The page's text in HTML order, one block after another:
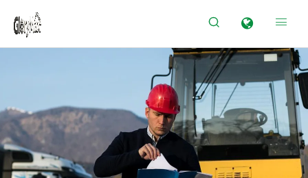
 